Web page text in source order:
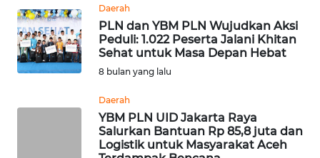
Daerah
PLN dan YBM PLN Wujudkan Aksi
Peduli: 1.022 Peserta Jalani Khitan
Sehat untuk Masa Depan Hebat
8 bulan yang lalu
Daerah
YBM PLN UID Jakarta Raya
Salurkan Bantuan Rp 85,8 juta dan
Logistik untuk Masyarakat Aceh
Wahana
News
Regional